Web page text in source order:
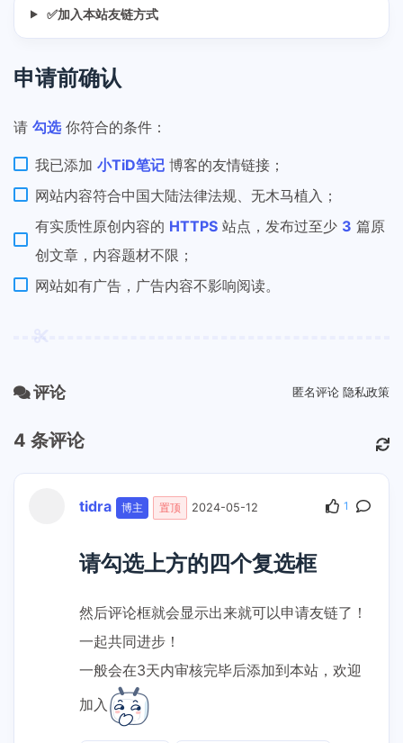
✅加入本站友链方式
申请前确认
请 勾选你符合的条件：
我已添加 小TiD笔记 博客的友情链接；
网站内容符合中国大陆法律法规、无木马植入；
有实质性原创内容的 HTTPS 站点，发布过至少 3 篇原
创文章，内容题材不限；
网站如有广告，广告内容不影响阅读。
评论 匿名评论 隐私政策
4 条评论
tidra 博主 置顶 2024-05-12 1
请勾选上方的四个复选框
然后评论框就会显示出来就可以申请友链了！
一起共同进步！
一般会在3天内审核完毕后添加到本站，欢迎
加入